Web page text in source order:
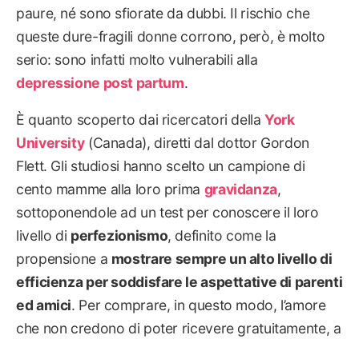
paure, né sono sfiorate da dubbi. Il rischio che
queste dure-fragili donne corrono, però, è molto
serio: sono infatti molto vulnerabili alla
depressione post partum.
È quanto scoperto dai ricercatori dellaYork
University(Canada), diretti dal dottor Gordon
Flett. Gli studiosi hanno scelto un campione di
cento mamme alla loro prima gravidanza,
sottoponendole ad un test per conoscere il loro
livello di perfezionismo, definito come la
propensione a mostrare sempre un alto livello di
efficienza per soddisfare le aspettative di parenti
ed amici. Per comprare, in questo modo, l’amore
che non credono di poter ricevere gratuitamente, a